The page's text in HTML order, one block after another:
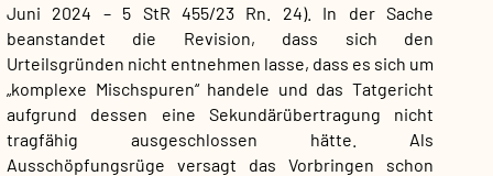
Juni 2024 – 5 StR 455/23 Rn. 24). In der Sache
beanstandet die Revision, dass sich den
Urteilsgründen nicht entnehmen lasse, dass es sich um
„komplexe Mischspuren“ handele und das Tatgericht
aufgrund dessen eine Sekundärübertragung nicht
tragfähig ausgeschlossen hätte. Als
Ausschöpfungsrüge versagt das Vorbringen schon